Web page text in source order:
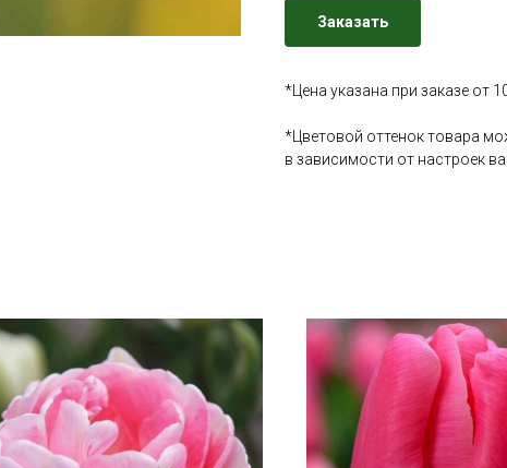
Заказать
*Цена указана при заказе от
*Цветовой оттенок товара
в зависимости от настроек